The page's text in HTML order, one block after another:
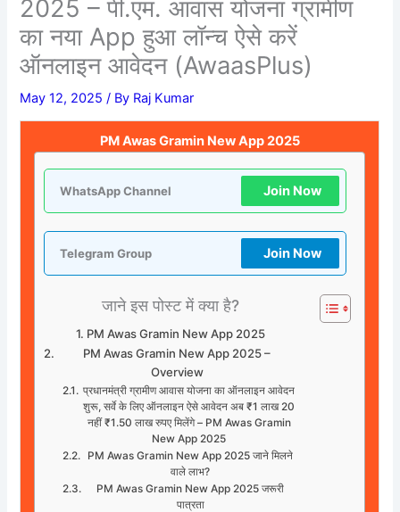
2025 – पी.एम. आवास योजना ग्रामीण
का नया App हुआ लॉन्च ऐसे करें
ऑनलाइन आवेदन (AwaasPlus)
May 12, 2025/ By Raj Kumar
PM Awas Gramin New App 2025
WhatsApp Channel Join Now
Telegram Group Join Now
जाने इस पोस्ट में क्या है?
PM Awas Gramin New App 2025
PM Awas Gramin New App 2025 –
Overview
प्रधानमंत्री ग्रामीण आवास योजना का ऑनलाइन आवेदन
शुरू, सर्वे के लिए ऑनलाइन ऐसे आवेदन अब ₹1 लाख 20
नहीं ₹1.50 लाख रुपए मिलेंगे – PM Awas Gramin
New App 2025
PM Awas Gramin New App 2025 जाने मिलने
वाले लाभ?
PM Awas Gramin New App 2025 जरूरी
पात्रता